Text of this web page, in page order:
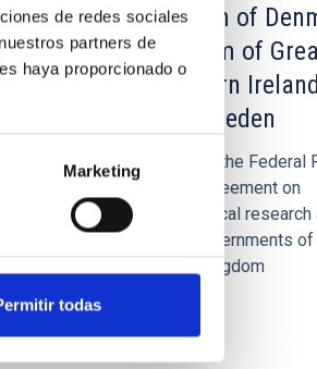
de redes sociales
partners de
haya proporcionado o
Marketing
todas
Spain, the Kingdom of
the United Kingdom of
Britain and northern
the Kingdom of Sweden
In view of the request by the Federal
of Germany to join the agreement on
cooperation in astrophysical research
protocol between the governments of
Kingdom of Spain, the Kingdom
In force